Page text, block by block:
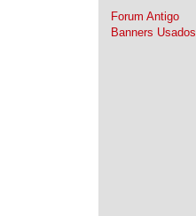
Forum Antigo
Banners Usados